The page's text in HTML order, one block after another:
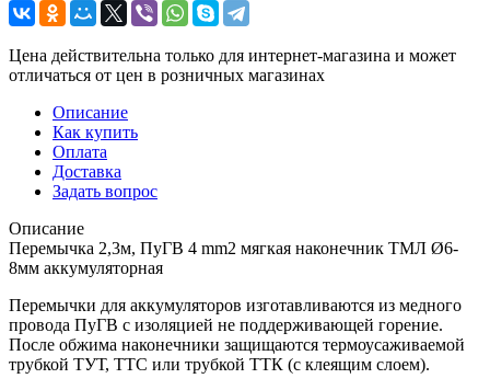
Цена действительна только для интернет-магазина и может
отличаться от цен в розничных магазинах
Описание
Как купить
Оплата
Доставка
Задать вопрос
Описание
Перемычка 2,3м, ПуГВ 4 mm2 мягкая наконечник ТМЛ Ø6-
8мм аккумуляторная
Перемычки для аккумуляторов изготавливаются из медного
провода ПуГВ с изоляцией не поддерживающей горение.
После обжима наконечники защищаются термоусаживаемой
трубкой ТУТ, ТТС или трубкой ТТК (с клеящим слоем).